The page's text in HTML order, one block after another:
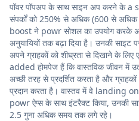
पॉवर पॉपअप के साथ साइन अप करने के
संपर्कों को 250% से अधिक (600 से
boost ने powr सोशल का उपयोग करके
अनुयायियों तक बढ़ा दिया है। उनकी
अपने ग्राहकों को शीघ्रता से दिखाने के
added होमपेज हैं कि वास्तविक जीवन में
अच्छी तरह से प्रदर्शित करता है और
प्रदान करता है। वास्तव में वे landing on
powr ऐप्स के साथ इंटरैक्ट किया, उनकी
2.5 गुना अधिक समय तक लगे रहे।